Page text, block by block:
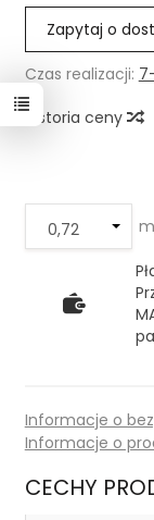
Zapytaj o
Czas realizacji:
Historia ceny
Informacje o
Informacje o
CECHY